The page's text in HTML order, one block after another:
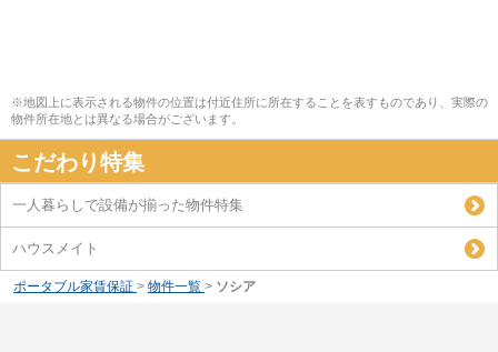
※地図上に表示される物件の位置は付近住所に所在することを表すものであり、実際の
物件所在地とは異なる場合がございます。
こだわり特集
一人暮らしで設備が揃った物件特集
ハウスメイト
ポータブル家賃保証 > 物件一覧 > ソシア